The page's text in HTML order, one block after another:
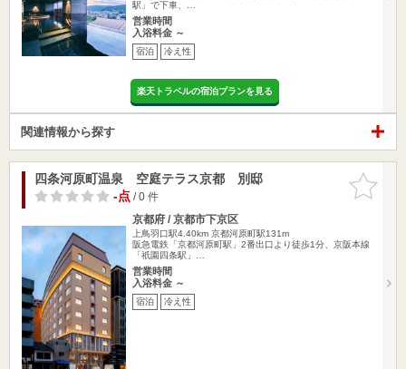
駅」で下車、…
営業時間
入浴料金 ～
宿泊 冷え性
楽天トラベルの宿泊プランを見る
関連情報から探す
お気に入
りに追加
四条河原町温泉 空庭テラス京都 別邸
-点/ 0 件
京都府 / 京都市下京区
上鳥羽口駅4.40km 京都河原町駅131m
阪急電鉄「京都河原町駅」2番出口より徒歩1分、京阪本線
「祇園四条駅」…
営業時間
入浴料金 ～
宿泊 冷え性